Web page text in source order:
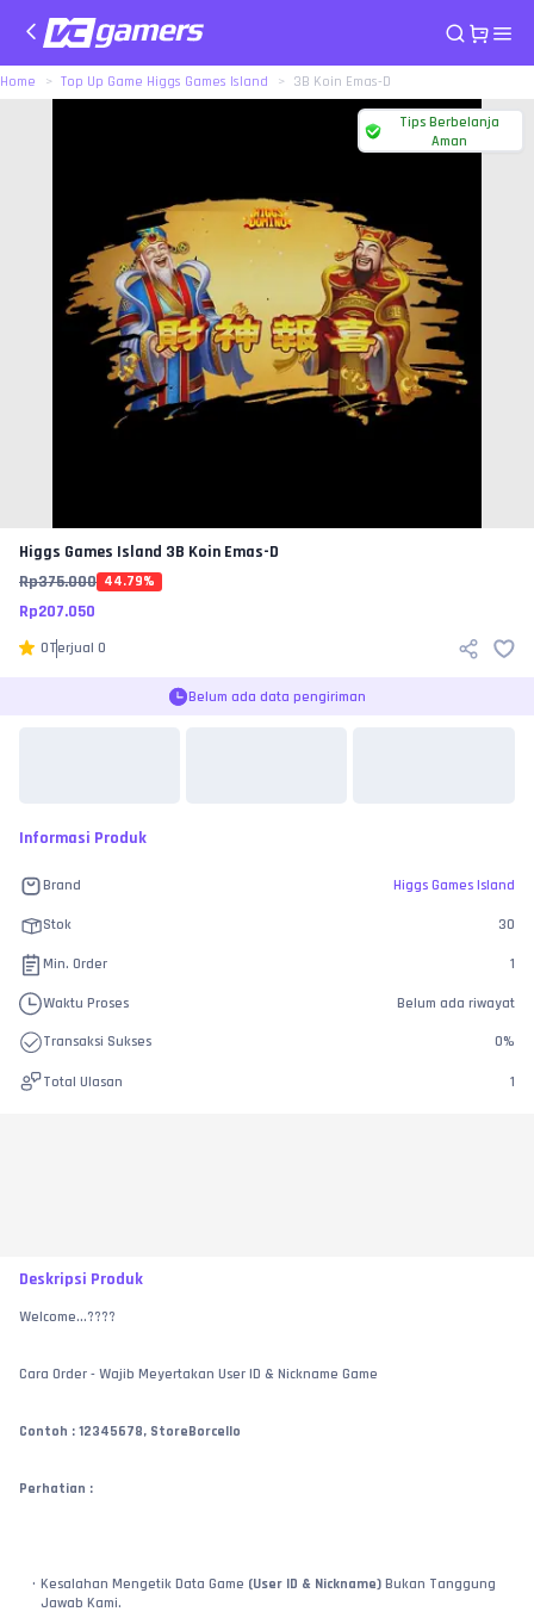
Home Top Up Game Higgs Games Island 3B Koin Emas-D
Tips Berbelanja
Aman
Higgs Games Island 3B Koin Emas-D
Rp375.000 44.79%
Rp207.050
0Terjual 0
Belum ada data pengiriman
Informasi Produk
Brand Higgs Games Island
Stok 30
Min. Order 1
Waktu Proses Belum ada riwayat
Transaksi Sukses 0%
Total Ulasan 1
Deskripsi Produk
Welcome...????
Cara Order - Wajib Meyertakan User ID & Nickname Game
Contoh : 12345678, StoreBorcello
Perhatian :
Kesalahan Mengetik Data Game (User ID & Nickname) Bukan Tanggung
Jawab Kami.